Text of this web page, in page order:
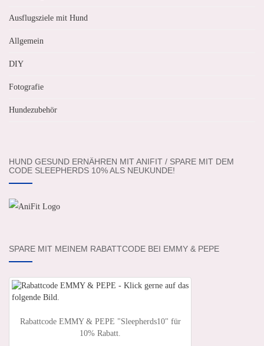
Ausflugsziele mit Hund
Allgemein
DIY
Fotografie
Hundezubehör
HUND GESUND ERNÄHREN MIT ANIFIT / SPARE MIT DEM
CODE SLEEPHERDS 10% ALS NEUKUNDE!
SPARE MIT MEINEM RABATTCODE BEI EMMY & PEPE
Rabattcode EMMY & PEPE "Sleepherds10" für
10% Rabatt.